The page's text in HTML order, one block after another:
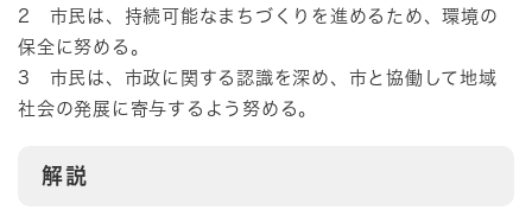
2 市民は、持続可能なまちづくりを進めるため、環境の
保全に努める。
3 市民は、市政に関する認識を深め、市と協働して地域
社会の発展に寄与するよう努める。
解説